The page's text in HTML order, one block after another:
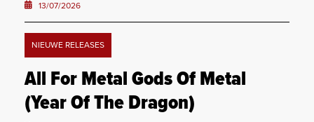
13/07/2026
NIEUWE RELEASES
All For Metal Gods Of Metal
(Year Of The Dragon)